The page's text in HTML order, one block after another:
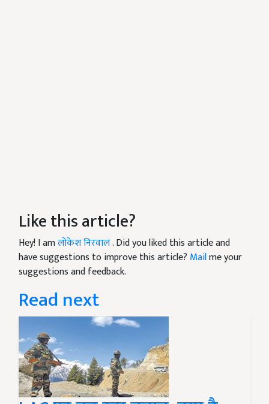
Like this article?
Hey! I amलोकेश निरवाल. Did you liked this article and
have suggestions to improve this article? Mailme your
suggestions and feedback.
Read next